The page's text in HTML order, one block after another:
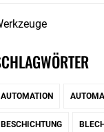
AUTOMATION
BESCHICHTUNG